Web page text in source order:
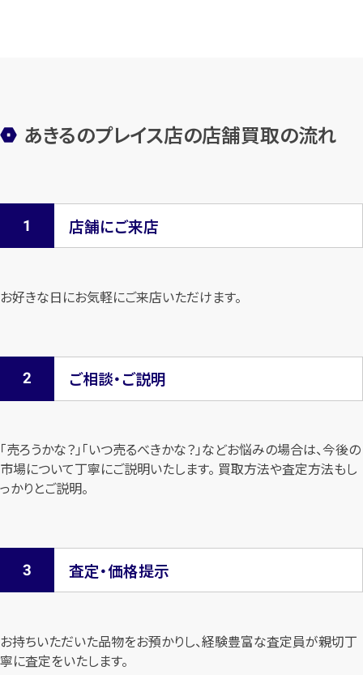
あきるのプレイス店の店舗買取の流れ
店舗にご来店
お好きな日にお気軽にご来店いただけます。
ご相談・ご説明
「売ろうかな？」「いつ売るべきかな？」などお悩みの場合は、今後の
市場について丁寧にご説明いたします。 買取方法や査定方法もし
っかりとご説明。
査定・価格提示
お持ちいただいた品物をお預かりし、経験豊富な査定員が親切丁
寧に査定をいたします。